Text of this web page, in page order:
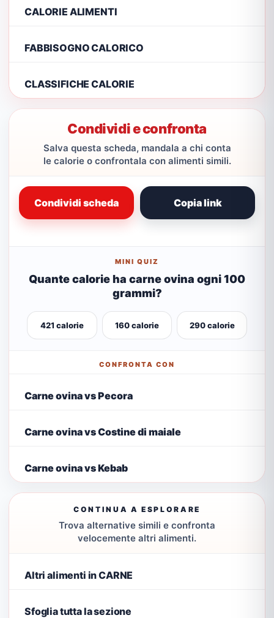
CALORIE ALIMENTI
FABBISOGNO CALORICO
CLASSIFICHE CALORIE
Condividi e confronta
Salva questa scheda, mandala a chi conta
le calorie o confrontala con alimenti simili.
Condividi scheda Copia link
MINI QUIZ
Quante calorie ha carne ovina ogni 100
grammi?
421 calorie 160 calorie 290 calorie
CONFRONTA CON
Carne ovina vs Pecora
Carne ovina vs Costine di maiale
Carne ovina vs Kebab
CONTINUA A ESPLORARE
Trova alternative simili e confronta
velocemente altri alimenti.
Altri alimenti in CARNE
Sfoglia tutta la sezione